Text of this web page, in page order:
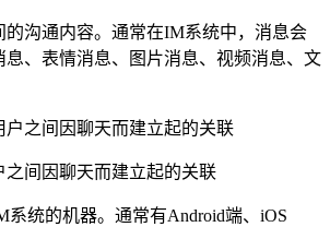
的沟通内容。通常在IM系统中，消息会
息、表情消息、图片消息、视频消息、文
户之间因聊天而建立起的关联
之间因聊天而建立起的关联
系统的机器。通常有Android端、iOS